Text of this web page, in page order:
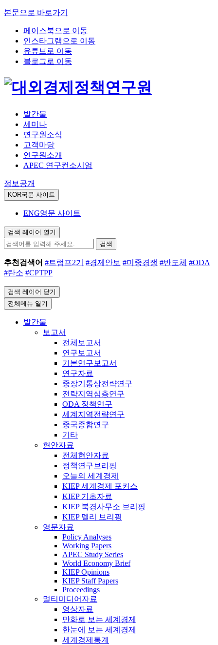
본문으로 바로가기
페이스북으로 이동
인스타그램으로 이동
유튜브로 이동
블로그로 이동
발간물
세미나
연구원소식
고객마당
연구원소개
APEC 연구컨소시엄
정보공개
KOR국문 사이트
ENG영문 사이트
검색 레이어 열기
검색
추천검색어 #트럼프2기 #경제안보 #미중경쟁 #반도체 #ODA
#탄소 #CPTPP
검색 레이어 닫기
전체메뉴 열기
발간물
보고서
전체보고서
연구보고서
기본연구보고서
연구자료
중장기통상전략연구
전략지역심층연구
ODA 정책연구
세계지역전략연구
중국종합연구
기타
현안자료
전체현안자료
정책연구브리핑
오늘의 세계경제
KIEP 세계경제 포커스
KIEP 기초자료
KIEP 북경사무소 브리핑
KIEP 델리 브리핑
영문자료
Policy Analyses
Working Papers
APEC Study Series
World Economy Brief
KIEP Opinions
KIEP Staff Papers
Proceedings
멀티미디어자료
영상자료
만화로 보는 세계경제
한눈에 보는 세계경제
세계경제통계